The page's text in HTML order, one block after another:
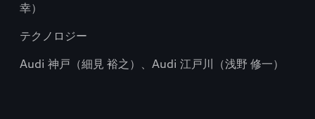
幸）
テクノロジー
Audi 神戸（細見 裕之）、Audi 江戸川（浅野 修一）